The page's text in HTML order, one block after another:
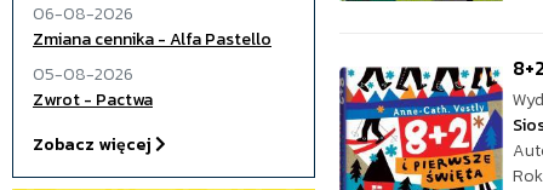
06-08-2026
Zmiana cennika - Alfa Pastello
05-08-2026
Zwrot - Pactwa
Zobacz więcej